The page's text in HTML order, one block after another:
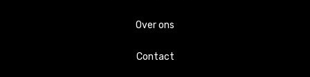
Overig
Nintendo
Accessoires
Over ons
Contact